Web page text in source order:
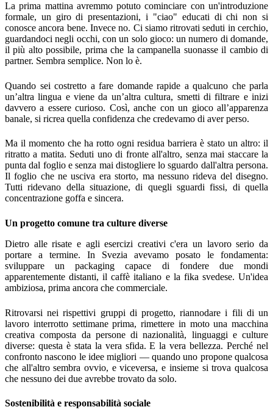
La prima mattina avremmo potuto cominciare con un'introduzione
formale, un giro di presentazioni, i "ciao" educati di chi non si
conosce ancora bene. Invece no. Ci siamo ritrovati seduti in cerchio,
guardandoci negli occhi, con un solo gioco: un numero di domande,
il più alto possibile, prima che la campanella suonasse il cambio di
partner. Sembra semplice. Non lo è.
Quando sei costretto a fare domande rapide a qualcuno che parla
un’altra lingua e viene da un’altra cultura, smetti di filtrare e inizi
davvero a essere curioso. Così, anche con un gioco all’apparenza
banale, si ricrea quella confidenza che credevamo di aver perso.
Ma il momento che ha rotto ogni residua barriera è stato un altro: il
ritratto a matita. Seduti uno di fronte all'altro, senza mai staccare la
punta dal foglio e senza mai distogliere lo sguardo dall'altra persona.
Il foglio che ne usciva era storto, ma nessuno rideva del disegno.
Tutti ridevano della situazione, di quegli sguardi fissi, di quella
concentrazione goffa e sincera.
Un progetto comune tra culture diverse
Dietro alle risate e agli esercizi creativi c'era un lavoro serio da
portare a termine. In Svezia avevamo posato le fondamenta:
sviluppare un packaging capace di fondere due mondi
apparentemente distanti, il caffè italiano e la fika svedese. Un'idea
ambiziosa, prima ancora che commerciale.
Ritrovarsi nei rispettivi gruppi di progetto, riannodare i fili di un
lavoro interrotto settimane prima, rimettere in moto una macchina
creativa composta da persone di nazionalità, linguaggi e culture
diverse: questa è stata la vera sfida. E la vera bellezza. Perché nel
confronto nascono le idee migliori — quando uno propone qualcosa
che all'altro sembra ovvio, e viceversa, e insieme si trova qualcosa
che nessuno dei due avrebbe trovato da solo.
Sostenibilità e responsabilità sociale